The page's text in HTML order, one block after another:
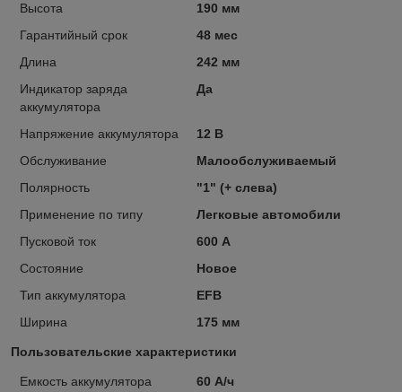
Высота
190 мм
Гарантийный срок
48 мес
Длина
242 мм
Индикатор заряда
аккумулятора
Да
Напряжение аккумулятора
12 В
Обслуживание
Малообслуживаемый
Полярность
"1" (+ слева)
Применение по типу
Легковые автомобили
Пусковой ток
600 А
Состояние
Новое
Тип аккумулятора
EFB
Ширина
175 мм
Пользовательские характеристики
Емкость аккумулятора 60 А/ч